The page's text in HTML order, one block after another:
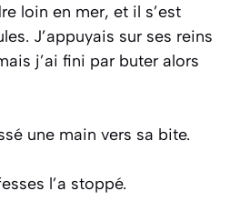
loin en mer, et il s’est
J’appuyais sur ses reins
j’ai fini par buter alors
une main vers sa bite.
l’a stoppé.